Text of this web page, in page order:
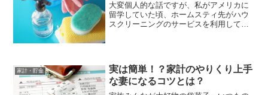
大変個人的な話ですが、私がアメリカに
留学していた頃、ホームスティ先がハウ
スクリーニングのサービスを利用してい
に驚きを感じたのを覚えて...
家計・貯金
実は簡単！？家計のやりくり上手
な妻になるコツとは？